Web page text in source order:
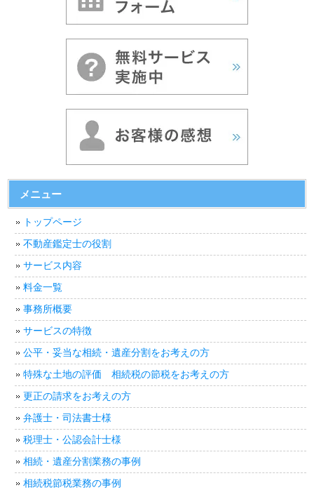
メニュー
トップページ
不動産鑑定士の役割
サービス内容
料金一覧
事務所概要
サービスの特徴
公平・妥当な相続・遺産分割をお考えの方
特殊な土地の評価 相続税の節税をお考えの方
更正の請求をお考えの方
弁護士・司法書士様
税理士・公認会計士様
相続・遺産分割業務の事例
相続税節税業務の事例